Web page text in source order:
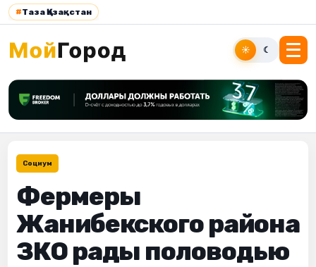
#Таза Қазақстан
☀ ☾
Социум
Фермеры
Жанибекского района
ЗКО рады половодью